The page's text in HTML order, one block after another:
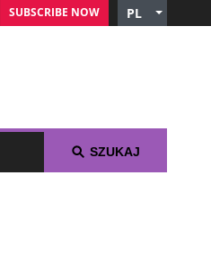
PL
SUBSCRIBE NOW
SZUKAJ